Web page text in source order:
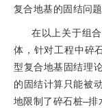
复合地基的固结问
在以上关于组
体，针对工程中碎
型复合地基固结理
的固结计算只能被
地限制了碎石桩–排